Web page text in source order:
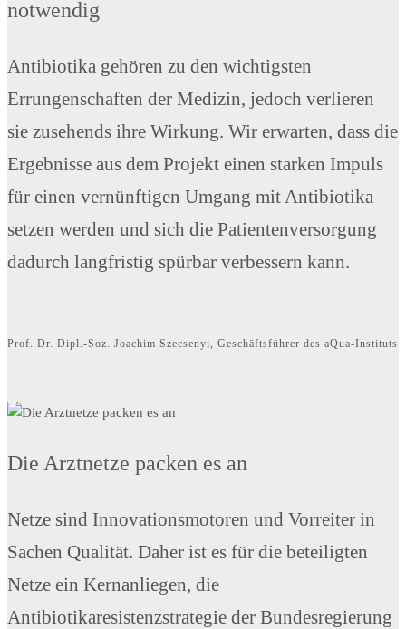
notwendig
Antibiotika gehören zu den wichtigsten
Errungenschaften der Medizin, jedoch verlieren
sie zusehends ihre Wirkung. Wir erwarten, dass die
Ergebnisse aus dem Projekt einen starken Impuls
für einen vernünftigen Umgang mit Antibiotika
setzen werden und sich die Patientenversorgung
dadurch langfristig spürbar verbessern kann.
Prof. Dr. Dipl.-Soz. Joachim Szecsenyi, Geschäftsführer des aQua-Instituts
Die Arztnetze packen es an
Netze sind Innovationsmotoren und Vorreiter in
Sachen Qualität. Daher ist es für die beteiligten
Netze ein Kernanliegen, die
Antibiotikaresistenzstrategie der Bundesregierung